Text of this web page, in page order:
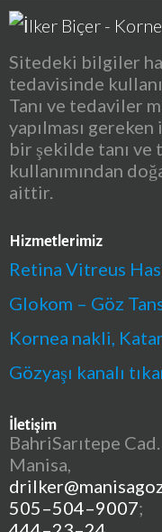
Sitedeki bilgiler
tedavisinde
Tanı ve tedaviler
yapılması
bir şekilde tanı ve
kullanımından
aittir.
Hizmetlerimiz
Retina Vitreus
Glokom – Göz
Kornea nakli,
Gözyaşı kanalı
İletişim
BahriSarıtepe
Manisa,
505–504–9007;